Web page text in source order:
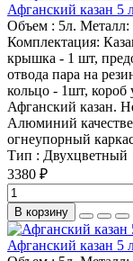
Афганский казан 5
Объем : 5л. Металл:
Комплектация:
крышка - 1 шт,
отвода пара на
кольцо - 1шт,
Афганский казан.
Алюминий
огнеупорный
Тип : Двухцветный
3380 ₽
В корзину
Афганский казан 5